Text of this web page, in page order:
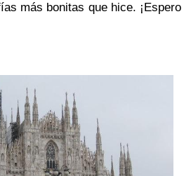
más bonitas que hice. ¡Espero